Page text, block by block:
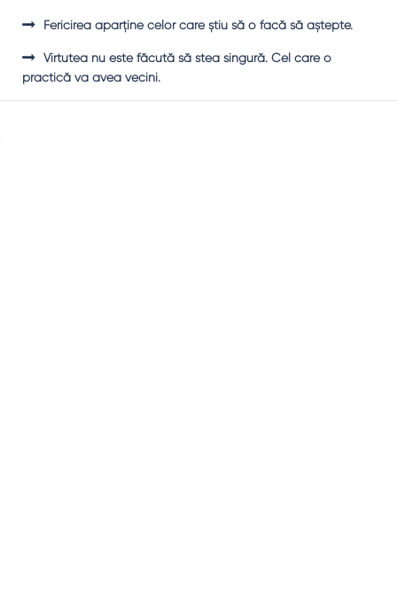
Fericirea aparţine celor care ştiu să o facă să aştepte.
Virtutea nu este făcută să stea singură. Cel care o
practică va avea vecini.